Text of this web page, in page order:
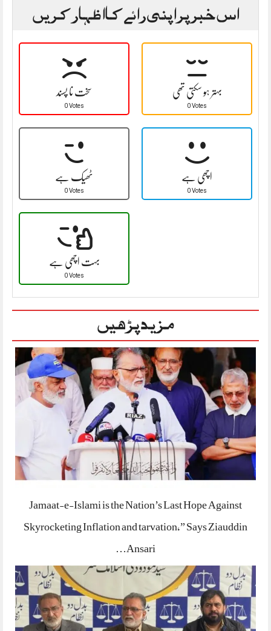
اس خبر پر اپنی رائے کا اظہار کریں
سخت نا پسند
0 Votes
بہتر ہو سکتی تھی
0 Votes
ٹھیک ہے
0 Votes
اچھی ہے
0 Votes
بہت اچھی ہے
0 Votes
مزید پڑھیں
Jamaat-e-Islami is the Nation’s Last Hope Against
Skyrocketing Inflation and tarvation,” Says Ziauddin
Ansari…